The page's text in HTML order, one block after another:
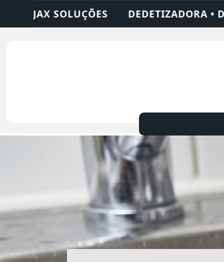
DESENTUPIDORA • LIMPEZA DE FOSSA •